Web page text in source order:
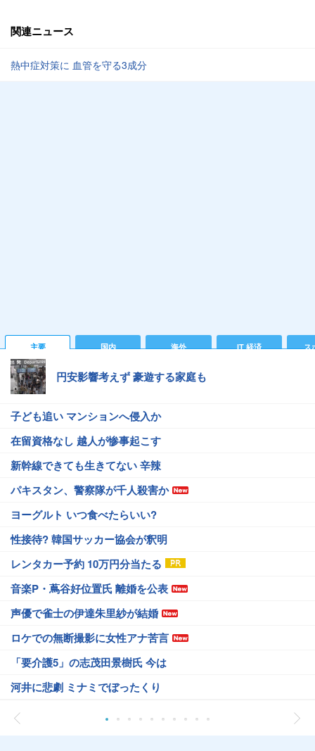
関連ニュース
熱中症対策に 血管を守る3成分
主要 国内 海外 IT 経済 ス
円安影響考えず 豪遊する家庭も
子ども追い マンションへ侵入か
在留資格なし 越人が惨事起こす
新幹線できても生きてない 辛辣
パキスタン、警察隊が千人殺害か
ヨーグルト いつ食べたらいい?
性接待? 韓国サッカー協会が釈明
レンタカー予約 10万円分当たる
音楽P・蔦谷好位置氏 離婚を公表
声優で雀士の伊達朱里紗が結婚
ロケでの無断撮影に女性アナ苦言
「要介護5」の志茂田景樹氏 今は
河井に悲劇 ミナミでぼったくり